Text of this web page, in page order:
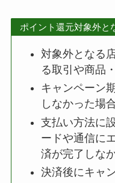
ポイント還元対象外と
対象外となる
る取引や商品
キャンペーン
しなかった場
支払い方法に
ードや通信に
済が完了しな
決済後にキャ